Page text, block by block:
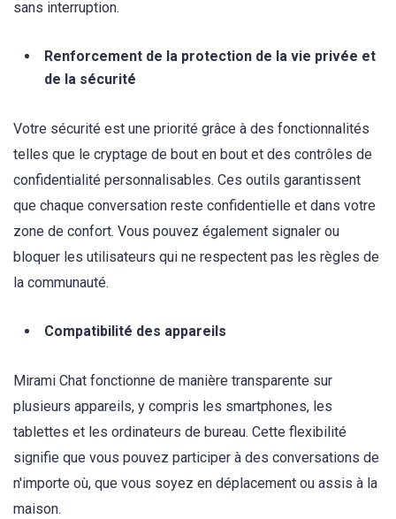
sans interruption.
Renforcement de la protection de la vie privée et
de la sécurité
Votre sécurité est une priorité grâce à des fonctionnalités
telles que le cryptage de bout en bout et des contrôles de
confidentialité personnalisables. Ces outils garantissent
que chaque conversation reste confidentielle et dans votre
zone de confort. Vous pouvez également signaler ou
bloquer les utilisateurs qui ne respectent pas les règles de
la communauté.
Compatibilité des appareils
Mirami Chat fonctionne de manière transparente sur
plusieurs appareils, y compris les smartphones, les
tablettes et les ordinateurs de bureau. Cette flexibilité
signifie que vous pouvez participer à des conversations de
n'importe où, que vous soyez en déplacement ou assis à la
maison.